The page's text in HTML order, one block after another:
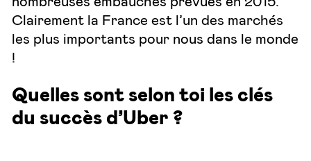
Clairement la France est l’un des marchés
les plus importants pour nous dans le monde
!
Quelles sont selon toi les clés
du succès d’Uber ?